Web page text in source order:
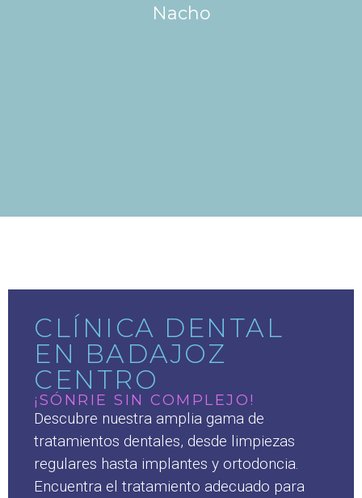
Nacho
CLÍNICA DENTAL
EN BADAJOZ
CENTRO
¡SÓNRIE SIN COMPLEJO!
Descubre nuestra amplia gama de
tratamientos dentales, desde limpiezas
regulares hasta implantes y ortodoncia.
Encuentra el tratamiento adecuado para